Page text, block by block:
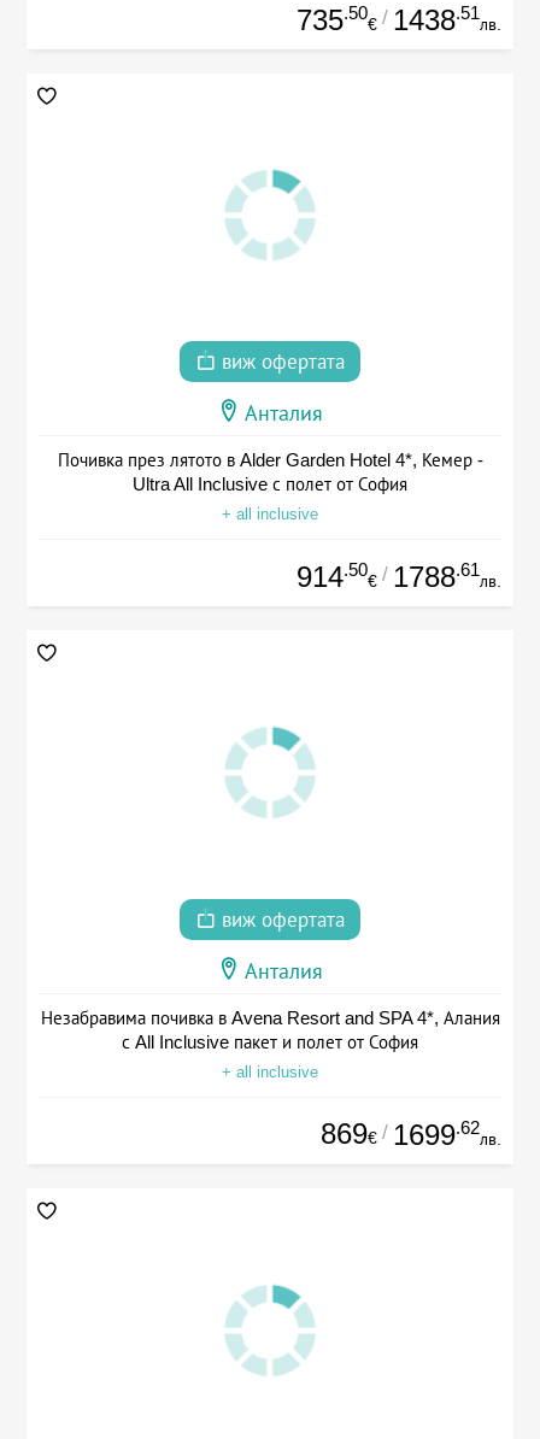
735.50
€ / 1438.51
лв.
виж офертата
Анталия
Почивка през лятото в Alder Garden Hotel 4*, Кемер -
Ultra All Inclusive с полет от София
+ all inclusive
914.50
€ / 1788.61
лв.
виж офертата
Анталия
Незабравима почивка в Avena Resort and SPA 4*, Алания
с All Inclusive пакет и полет от София
+ all inclusive
869€ / 1699.62
лв.